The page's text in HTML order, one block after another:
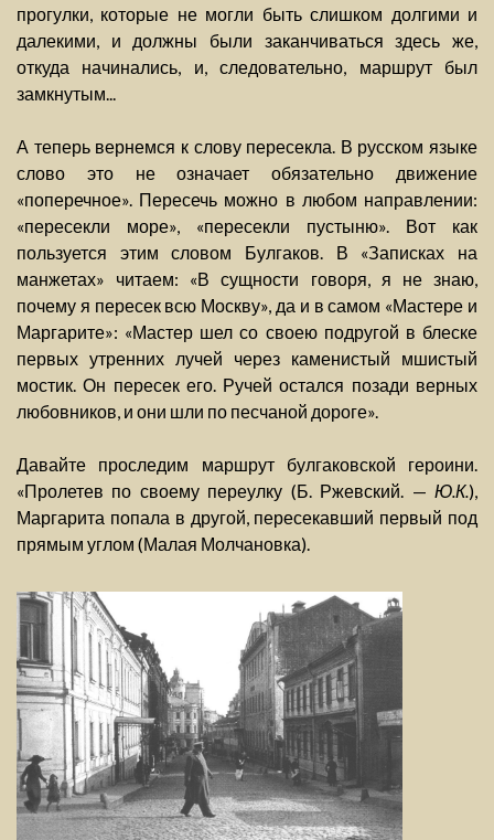
прогулки, которые не могли быть слишком долгими и
далекими, и должны были заканчиваться здесь же,
откуда начинались, и, следовательно, маршрут был
замкнутым...
А теперь вернемся к слову пересекла. В русском языке
слово это не означает обязательно движение
«поперечное». Пересечь можно в любом направлении:
«пересекли море», «пересекли пустыню». Вот как
пользуется этим словом Булгаков. В «Записках на
манжетах» читаем: «В сущности говоря, я не знаю,
почему я пересек всю Москву», да и в самом «Мастере и
Маргарите»: «Мастер шел со своею подругой в блеске
первых утренних лучей через каменистый мшистый
мостик. Он пересек его. Ручей остался позади верных
любовников, и они шли по песчаной дороге».
Давайте проследим маршрут булгаковской героини.
«Пролетев по своему переулку (Б. Ржевский. — Ю.К.),
Маргарита попала в другой, пересекавший первый под
прямым углом (Малая Молчановка).